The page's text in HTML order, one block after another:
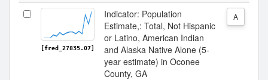
[fred_27835.07]
Indicator: Population
Estimate,: Total, Not Hispanic
or Latino, American Indian
and Alaska Native Alone (5-
year estimate) in Oconee
County, GA
A